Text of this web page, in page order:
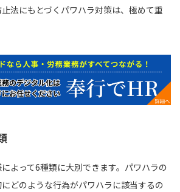
法にもとづくパワハラ対策は、極めて重
よって6種類に大別できます。パワハラの
どのような行為がパワハラに該当するの